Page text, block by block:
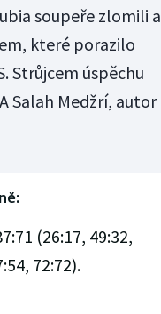
soupeře zlomili a
které porazilo
Strůjcem úspěchu
Salah Medžrí, autor
(26:17, 49:32,
72:72).